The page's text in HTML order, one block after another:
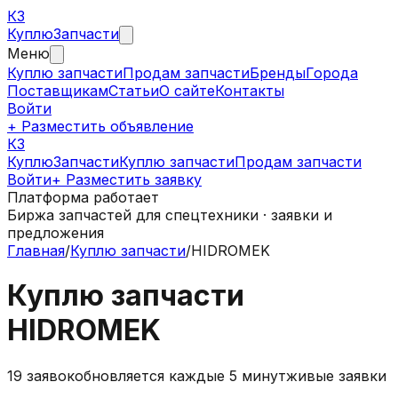
КЗ
КуплюЗапчасти
Меню
Куплю запчастиПродам запчастиБрендыГорода
ПоставщикамСтатьиО сайтеКонтакты
Войти
+ Разместить объявление
КЗ
КуплюЗапчастиКуплю запчастиПродам запчасти
Войти+ Разместить заявку
Платформа работает
Биржа запчастей для спецтехники · заявки и
предложения
Главная/Куплю запчасти/HIDROMEK
Куплю запчасти
HIDROMEK
19 заявокобновляется каждые 5 минутживые заявки